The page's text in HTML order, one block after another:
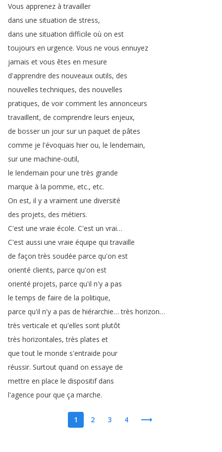
Vous apprenez à travailler
dans une situation de stress,
dans une situation difficile où on est
toujours en urgence. Vous ne vous ennuyez
jamais et vous êtes en mesure
d'apprendre des nouveaux outils, des
nouvelles techniques, des nouvelles
pratiques, de voir comment les annonceurs
travaillent, de comprendre leurs enjeux,
de bosser un jour sur un paquet de pâtes
comme je l'évoquais hier ou, le lendemain,
sur une machine-outil,
le lendemain pour une très grande
marque à la pomme, etc., etc.
On est, il y a vraiment une diversité
des projets, des métiers.
C'est une vraie école. C'est un vrai…
C'est aussi une vraie équipe qui travaille
de façon très soudée parce qu'on est
orienté clients, parce qu'on est
orienté projets, parce qu'il n'y a pas
le temps de faire de la politique,
parce qu'il n'y a pas de hiérarchie…très horizon…
très verticale et qu'elles sont plutôt
très horizontales,très plates et
que tout le monde s'entraide pour
réussir. Surtout quand on essaye de
mettre en place le dispositif dans
l'agence pour que ça marche.
1 2 3 4